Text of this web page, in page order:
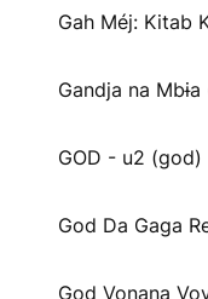
Gah Méj: Kitab
Gandja na
GOD - u2 (god)
God Da Gaga
God Vonana